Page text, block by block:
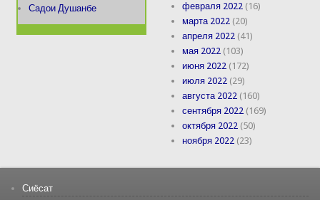
Садои Душанбе
февраля 2022 (16)
марта 2022 (20)
апреля 2022 (41)
мая 2022 (103)
июня 2022 (172)
июля 2022 (29)
августа 2022 (160)
сентября 2022 (169)
октября 2022 (50)
ноября 2022 (23)
Сиёсат